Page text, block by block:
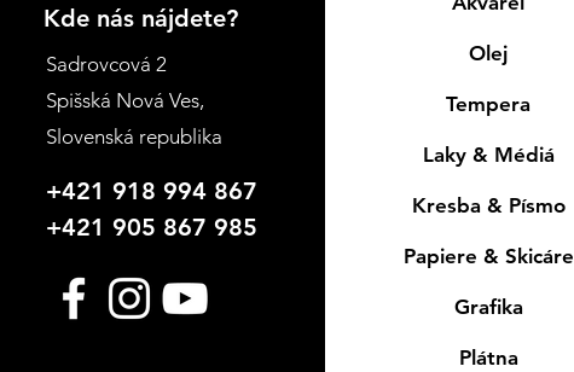
Kde nás nájdete?
Sadrovcová 2
Spišská Nová Ves,
Slovenská republika
+421 918 994 867
+421 905 867 985
Olej
Tempera
Laky & Médiá
Kresba & Písmo
Papiere & Skicáre
Grafika
Plátna